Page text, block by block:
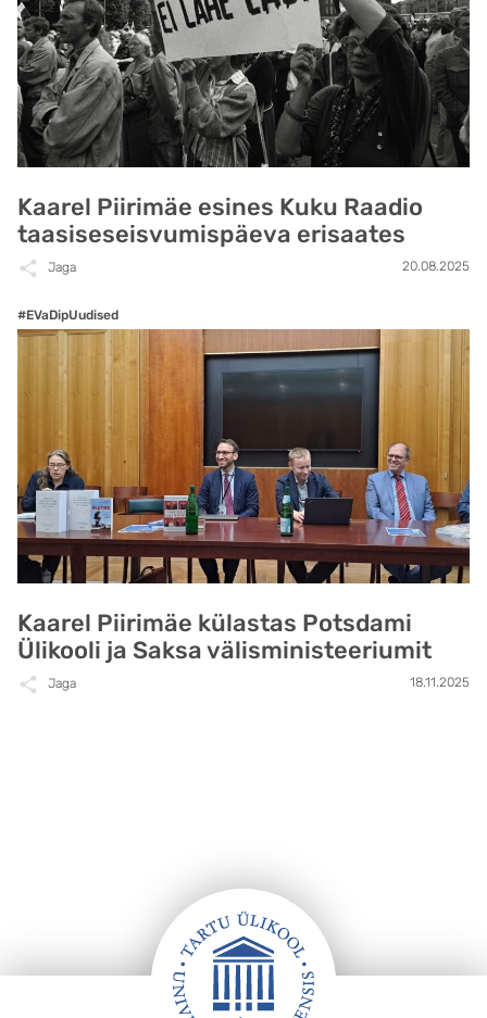
Kaarel Piirimäe esines Kuku Raadio
taasiseseisvumispäeva erisaates
Jaga 20.08.2025
#EVaDipUudised
Kaarel Piirimäe külastas Potsdami
Ülikooli ja Saksa välisministeeriumit
Jaga 18.11.2025